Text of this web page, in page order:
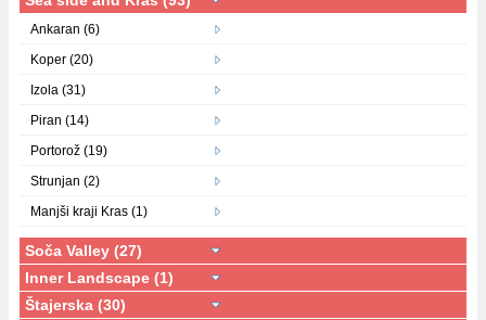
Ankaran (6)
Koper (20)
Izola (31)
Piran (14)
Portorož (19)
Strunjan (2)
Manjši kraji Kras (1)
Soča Valley (27)
Inner Landscape (1)
Štajerska (30)